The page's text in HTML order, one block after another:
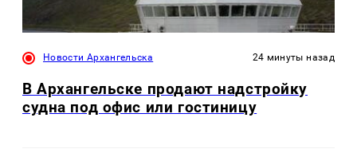
Новости Архангельска 24 минуты назад
В Архангельске продают надстройку
судна под офис или гостиницу